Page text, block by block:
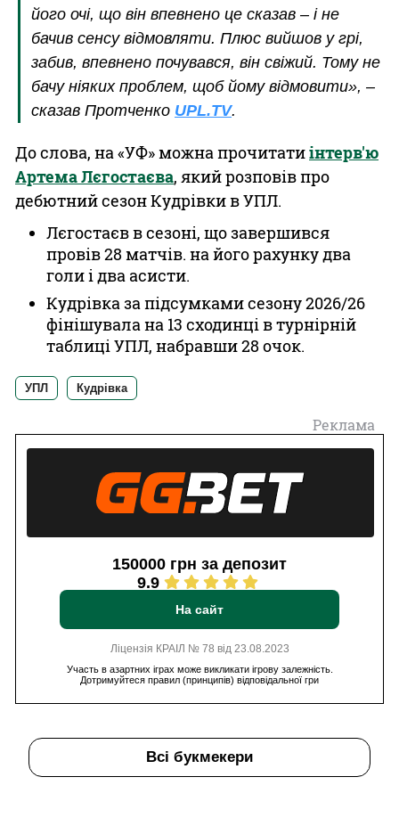
його очі, що він впевнено це сказав – і не
бачив сенсу відмовляти. Плюс вийшов у грі,
забив, впевнено почувався, він свіжий. Тому не
бачу ніяких проблем, щоб йому відмовити», –
сказав Протченко UPL.TV.
До слова, на «УФ» можна прочитатиінтерв'ю
Артема Лєгостаєва, який розповів про
дебютний сезон Кудрівки в УПЛ.
Лєгостаєв в сезоні, що завершився
провів 28 матчів. на його рахунку два
голи і два асисти.
Кудрівка за підсумками сезону 2026/26
фінішувала на 13 сходинці в турнірній
таблиці УПЛ, набравши 28 очок.
УПЛ Кудрівка
Реклама
150000 грн за депозит
9.9
На сайт
Ліцензія КРАІЛ № 78 від 23.08.2023
Участь в азартних іграх може викликати ігрову залежність.
Дотримуйтеся правил (принципів) відповідальної гри
Всі букмекери